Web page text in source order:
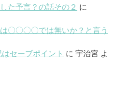
た予言？の話その２ に
〇〇〇〇では無いか？と言う
セーブポイント に 宇治宮 よ